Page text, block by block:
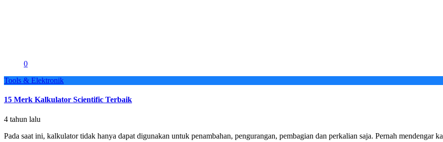
0
Tools & Elektronik
15 Merk Kalkulator Scientific Terbaik
4 tahun lalu
Pada saat ini, kalkulator tidak hanya dapat digunakan untuk penambahan, pengurangan, pembagian dan perkalian saja. Pernah mendengar